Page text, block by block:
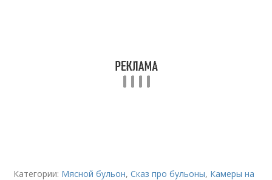
Категории: Мясной бульон,Сказ про бульоны, Камеры на